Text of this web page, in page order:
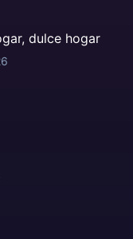
dulce hogar